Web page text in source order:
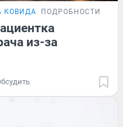
КОВИДА ПОДРОБНОСТИ
из-за